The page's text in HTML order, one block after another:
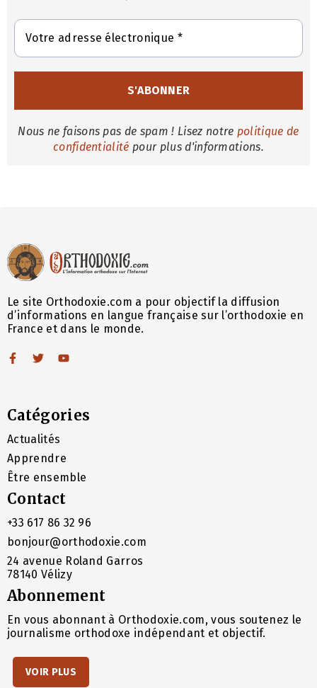
Nous ne faisons pas de spam ! Lisez notre politique de
confidentialité pour plus d'informations.
Le site Orthodoxie.com a pour objectif la diffusion
d’informations en langue française sur l’orthodoxie en
France et dans le monde.
Catégories
Actualités
Apprendre
Être ensemble
Contact
+33 617 86 32 96
bonjour@orthodoxie.com
24 avenue Roland Garros
78140 Vélizy
Abonnement
En vous abonnant à Orthodoxie.com, vous soutenez le
journalisme orthodoxe indépendant et objectif.
VOIR PLUS